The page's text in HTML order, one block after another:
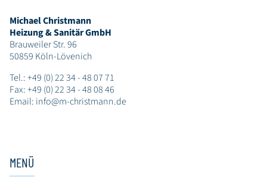
Michael Christmann
Heizung & Sanitär GmbH
Brauweiler Str. 96
50859 Köln-Lövenich
Tel.:+49 (0) 22 34 - 48 07 71
Fax: +49 (0) 22 34 - 48 08 46
Email: info@m-christmann.de
MENÜ